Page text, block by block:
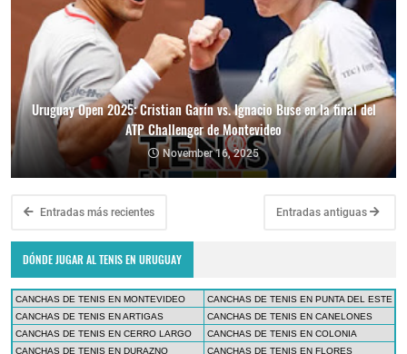
Uruguay Open 2025: Cristian Garín vs. Ignacio Buse en la final del
ATP Challenger de Montevideo
November 16, 2025
Entradas más recientes Entradas antiguas
DÓNDE JUGAR AL TENIS EN URUGUAY
CANCHAS DE TENIS EN MONTEVIDEO
CANCHAS DE TENIS EN PUNTA DEL ESTE
CANCHAS DE TENIS EN ARTIGAS
CANCHAS DE TENIS EN CANELONES
CANCHAS DE TENIS EN CERRO LARGO
CANCHAS DE TENIS EN COLONIA
CANCHAS DE TENIS EN DURAZNO
CANCHAS DE TENIS EN FLORES